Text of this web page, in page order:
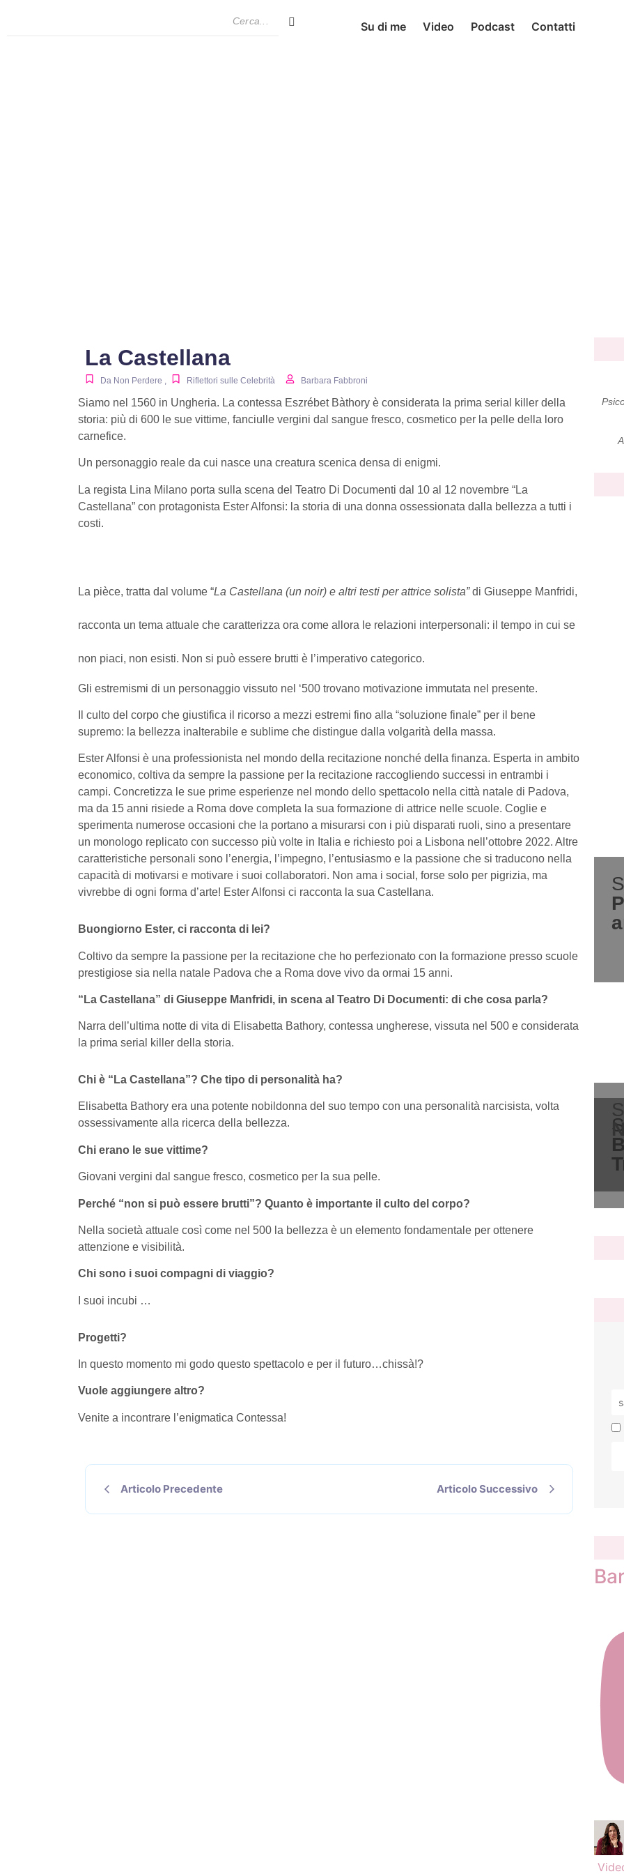
Su di me Video Podcast Contatti
La Castellana
Da Non Perdere , Riflettori sulle Celebrità Barbara Fabbroni
Siamo nel 1560 in Ungheria. La contessa Eszrébet Bàthory è considerata la prima serial killer della
storia: più di 600 le sue vittime, fanciulle vergini dal sangue fresco, cosmetico per la pelle della loro
carnefice.
Un personaggio reale da cui nasce una creatura scenica densa di enigmi.
La regista Lina Milano porta sulla scena del Teatro Di Documenti dal 10 al 12 novembre “La
Castellana” con protagonista Ester Alfonsi: la storia di una donna ossessionata dalla bellezza a tutti i
costi.
La pièce, tratta dal volume “La Castellana (un noir) e altri testi per attrice solista”di Giuseppe Manfridi,
racconta un tema attuale che caratterizza ora come allora le relazioni interpersonali: il tempo in cui se
non piaci, non esisti. Non si può essere brutti è l’imperativo categorico.
Gli estremismi di un personaggio vissuto nel ‘500 trovano motivazione immutata nel presente.
Il culto del corpo che giustifica il ricorso a mezzi estremi fino alla “soluzione finale” per il bene
supremo: la bellezza inalterabile e sublime che distingue dalla volgarità della massa.
Ester Alfonsi è una professionista nel mondo della recitazione nonché della finanza. Esperta in ambito
economico, coltiva da sempre la passione per la recitazione raccogliendo successi in entrambi i
campi. Concretizza le sue prime esperienze nel mondo dello spettacolo nella città natale di Padova,
ma da 15 anni risiede a Roma dove completa la sua formazione di attrice nelle scuole. Coglie e
sperimenta numerose occasioni che la portano a misurarsi con i più disparati ruoli, sino a presentare
un monologo replicato con successo più volte in Italia e richiesto poi a Lisbona nell’ottobre 2022. Altre
caratteristiche personali sono l’energia, l’impegno, l’entusiasmo e la passione che si traducono nella
capacità di motivarsi e motivare i suoi collaboratori. Non ama i social, forse solo per pigrizia, ma
vivrebbe di ogni forma d’arte! Ester Alfonsi ci racconta la sua Castellana.
Buongiorno Ester, ci racconta di lei?
Coltivo da sempre la passione per la recitazione che ho perfezionato con la formazione presso scuole
prestigiose sia nella natale Padova che a Roma dove vivo da ormai 15 anni.
“La Castellana” di Giuseppe Manfridi, in scena al Teatro Di Documenti: di che cosa parla?
Narra dell’ultima notte di vita di Elisabetta Bathory, contessa ungherese, vissuta nel 500 e considerata
la prima serial killer della storia.
Chi è “La Castellana”? Che tipo di personalità ha?
Elisabetta Bathory era una potente nobildonna del suo tempo con una personalità narcisista, volta
ossessivamente alla ricerca della bellezza.
Chi erano le sue vittime?
Giovani vergini dal sangue fresco, cosmetico per la sua pelle.
Perché “non si può essere brutti”? Quanto è importante il culto del corpo?
Nella società attuale così come nel 500 la bellezza è un elemento fondamentale per ottenere
attenzione e visibilità.
Chi sono i suoi compagni di viaggio?
I suoi incubi …
Progetti?
In questo momento mi godo questo spettacolo e per il futuro…chissà!?
Vuole aggiungere altro?
Venite a incontrare l’enigmatica Contessa!
Articolo Precedente Articolo Successivo